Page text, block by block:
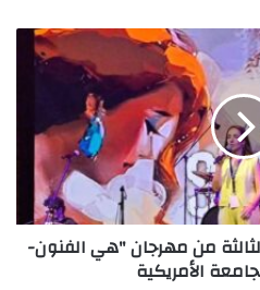
من مهرجان "هي الفنون-